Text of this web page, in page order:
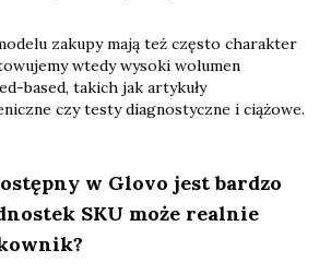
zakupy mają też często charakter
wtedy wysoki wolumen
based, takich jak artykuły
czy testy diagnostyczne i ciążowe.
w Glovo jest bardzo
SKU może realnie